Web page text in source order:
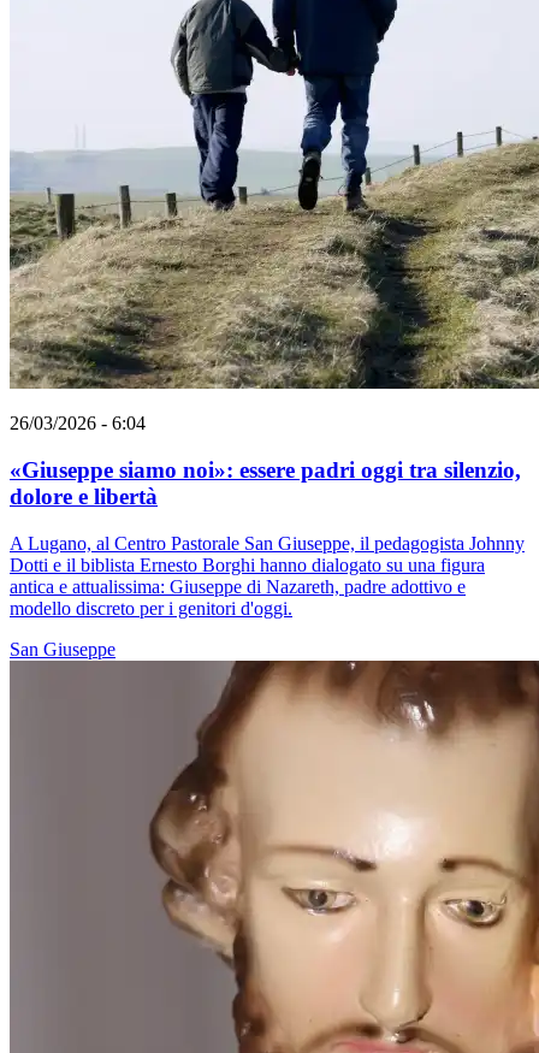
26/03/2026 - 6:04
«Giuseppe siamo noi»: essere padri oggi tra silenzio,
dolore e libertà
A Lugano, al Centro Pastorale San Giuseppe, il pedagogista Johnny
Dotti e il biblista Ernesto Borghi hanno dialogato su una figura
antica e attualissima: Giuseppe di Nazareth, padre adottivo e
modello discreto per i genitori d'oggi.
San Giuseppe